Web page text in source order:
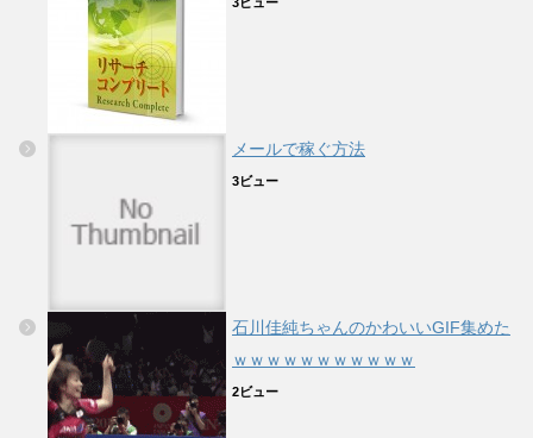
メールで稼ぐ方法
3ビュー
石川佳純ちゃんのかわいいGIF集めた
ｗｗｗｗｗｗｗｗｗｗｗ
2ビュー